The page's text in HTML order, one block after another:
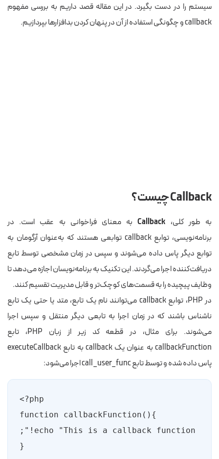
سیستم را در دست بگیرد. در این مقاله قصد داریم به بررسی مفهوم
callback و چگونگی استفاده از آن در پنهان کردن بدافزارها بپردازیم.
Callback چیست؟
به طور کلی، Callbackبه معنای فراخوانی به عقب است. در
برنامه‌نویسی، توابع callback توابعی هستند که به‌عنوان آرگومان به
توابع دیگر پاس داده می‌شوند و سپس در زمان مشخصی توسط تابع
دریافت‌کننده اجرا می‌گردند. این تکنیک به برنامه‌نویسان اجازه می‌دهد تا
وظایف پیچیده را به قسمت‌های کوچک‌تر و قابل مدیریت تقسیم کنند.
در PHP، توابع callback می‌توانند نام یک تابع، متد یا حتی یک تابع
ناشناس باشند که در زمان اجرا به تابعی دیگر منتقل و سپس اجرا
می‌شوند. برای مثال، در قطعه کد زیر از زبان PHP، تابع
callbackFunctionبه عنوان یک callback به تابع
executeCallback
پاس داده شده و توسط تابعcall_user_funcاجرا می‌شود: